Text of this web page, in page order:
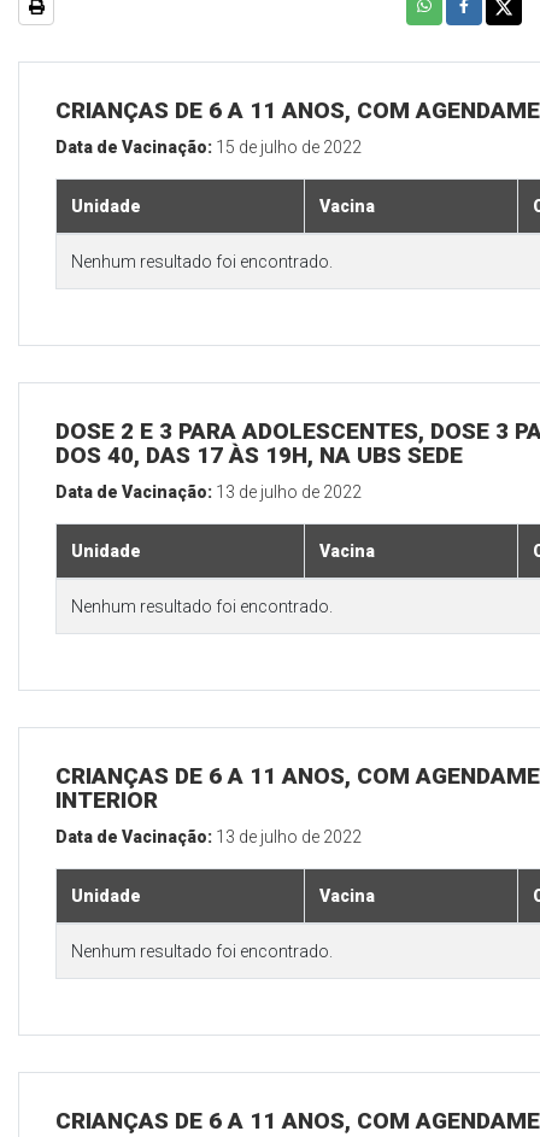
CRIANÇAS DE 6 A 11 ANOS, COM
Data de Vacinação: 15 de julho de 2022
Unidade Vacina
Nenhum resultado foi encontrado.
DOSE 2 E 3 PARA ADOLESCENTES, DOSE 3
DOS 40, DAS 17 ÀS 19H, NA UBS SEDE
Data de Vacinação: 13 de julho de 2022
Unidade Vacina
Nenhum resultado foi encontrado.
CRIANÇAS DE 6 A 11 ANOS, COM
INTERIOR
Data de Vacinação: 13 de julho de 2022
Unidade Vacina
Nenhum resultado foi encontrado.
CRIANÇAS DE 6 A 11 ANOS, COM